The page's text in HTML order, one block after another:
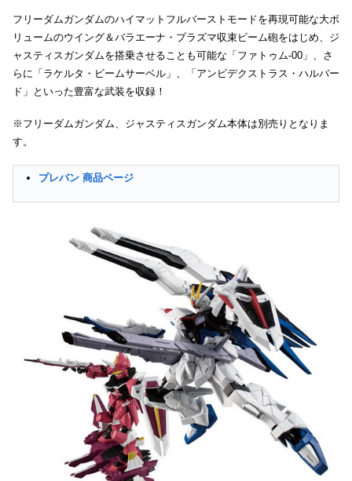
フリーダムガンダムのハイマットフルバーストモードを再現可能な大ボ
リュームのウイング＆バラエーナ・プラズマ収束ビーム砲をはじめ、ジ
ャスティスガンダムを搭乗させることも可能な「ファトゥム-00」、さ
らに「ラケルタ・ビームサーベル」、「アンビデクストラス・ハルバー
ド」といった豊富な武装を収録！
※フリーダムガンダム、ジャスティスガンダム本体は別売りとなりま
す。
プレバン 商品ページ